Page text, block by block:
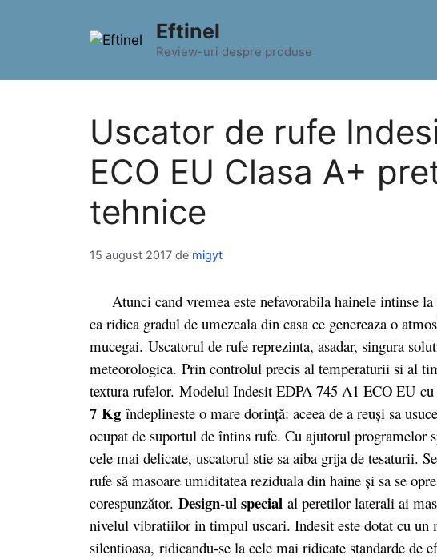
Eftinel
Review-uri despre produse
Uscator de rufe
ECO EU Clasa A+
tehnice
15 august 2017 de migyt
Atunci cand vremea este nefavorabila hainele intinse la
ca ridica gradul de umezeala din casa ce genereaza o
mucegai. Uscatorul de rufe reprezinta, asadar, singura
meteorologica. Prin controlul precis al temperaturii si al
textura rufelor. Modelul Indesit EDPA 745 A1 ECO EU cu
7 Kg îndeplineste o mare dorinţă: aceea de a reuşi sa
ocupat de suportul de întins rufe. Cu ajutorul programelor
cele mai delicate, uscatorul stie sa aiba grija de tesaturii.
rufe să masoare umiditatea reziduala din haine şi sa se
corespunzător. Design-ul special al peretilor laterali ai
nivelul vibratiilor in timpul uscari. Indesit este dotat cu un
silentioasa, ridicandu-se la cele mai ridicate standarde de